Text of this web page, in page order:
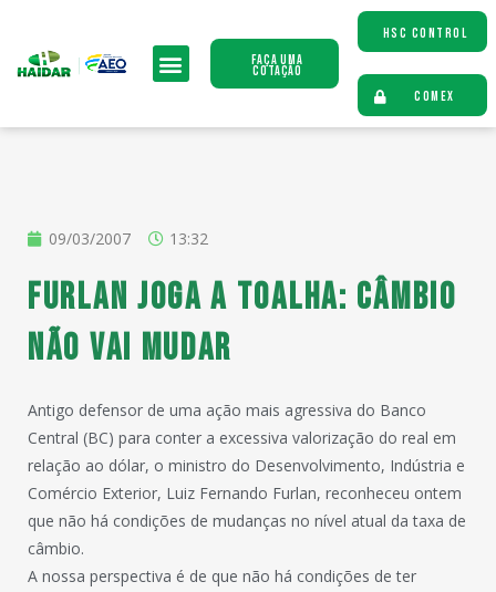
Faça uma
Cotação
HSC CONTROL
COMEX
09/03/2007 13:32
Furlan joga a toalha: Câmbio
não vai mudar
Antigo defensor de uma ação mais agressiva do Banco
Central (BC) para conter a excessiva valorização do real em
relação ao dólar, o ministro do Desenvolvimento, Indústria e
Comércio Exterior, Luiz Fernando Furlan, reconheceu ontem
que não há condições de mudanças no nível atual da taxa de
câmbio.
A nossa perspectiva é de que não há condições de ter